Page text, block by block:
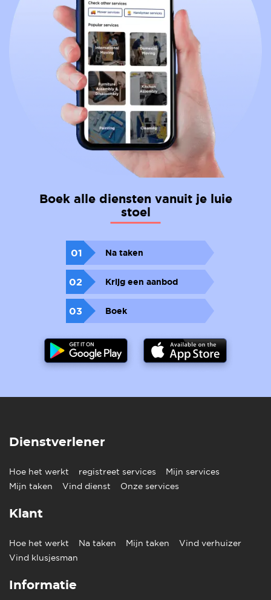
Boek alle diensten vanuit je luie
stoel
01 Na taken
02 Krijg een aanbod
03 Boek
Dienstverlener
Hoe het werkt registreet services
Mijn services
Mijn taken
Vind dienst Onze services
Klant
Hoe het werkt Na taken Mijn taken
Vind verhuizer
Vind klusjesman
Informatie